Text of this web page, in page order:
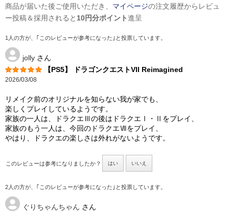
商品が届いた後ご使用いただき、 マイページの注文履歴からレビュ
ー投稿＆採用されると 10円分ポイント進呈
1人の方が、｢このレビューが参考になった｣と投票しています。
jolly さん
【PS5】 ドラゴンクエストVII Reimagined
2026/03/08
リメイク前のオリジナルを知らない我が家でも、
楽しくプレイしているようです。
家族の一人は、ドラクエⅢの後はドラクエⅠ・Ⅱをプレイ、
家族のもう一人は、今回のドラクエⅦをプレイ、
やはり、ドラクエの楽しさは外れがないようです。
このレビューは参考になりましたか？ はい いいえ
2人の方が、｢このレビューが参考になった｣と投票しています。
ぐりちゃんちゃん さん